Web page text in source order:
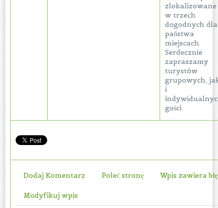
zlokalizowane
w trzech
dogodnych dla
państwa
miejscach.
Serdecznie
zapraszamy
turystów
grupowych,
i
gości.
Dodaj Komentarz Poleć stronę Wpis zawiera
Modyfikuj wpis